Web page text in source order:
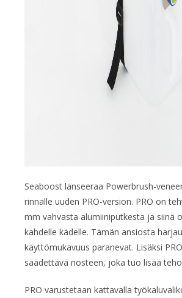
Seaboost lanseeraa Powerbrush-
rinnalle uuden PRO-version. PRO on
mm vahvasta alumiiniputkesta ja siinä
kahdelle kädelle. Tämän ansiosta
käyttömukavuus paranevat. Lisäksi
säädettävä nosteen, joka tuo lisää
PRO varustetaan kattavalla